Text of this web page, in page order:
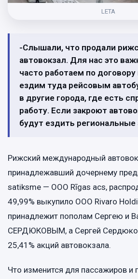
LETA
-Слышали, что продали
автовокзал. Для нас это
часто работаем по договору
ездим туда рейсовым
в другие города, где есть
работу. Если закроют
будут ездить региональные
Рижский международный
принадлежавший дочернему
satiksme — ООО Rīgas acs,
49,99% выкупило ООО Rivaro
принадлежит пополам Сергею и
СЕРДЮКОВЫМ, а Сергей
25,41% акций автовокзала.
Что изменится для пассажиров и